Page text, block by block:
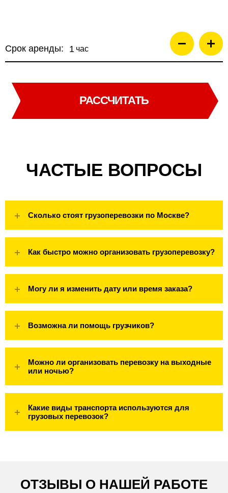
Срок аренды: час
РАССЧИТАТЬ
ЧАСТЫЕ ВОПРОСЫ
Сколько стоят грузоперевозки по Москве?
Как быстро можно организовать грузоперевозку?
Могу ли я изменить дату или время заказа?
Возможна ли помощь грузчиков?
Можно ли организовать перевозку на выходные
или ночью?
Какие виды транспорта используются для
грузовых перевозок?
ОТЗЫВЫ О НАШЕЙ РАБОТЕ